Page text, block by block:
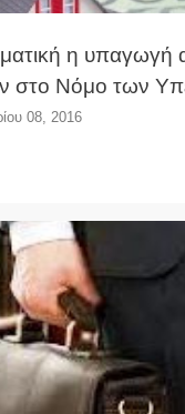
η υπαγωγή
στο Νόμο των
08, 2016